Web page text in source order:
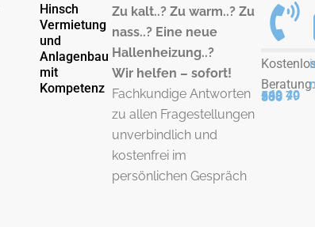
Hinsch
Vermietung
und
Anlagenbau
mit
Kompetenz
Zu kalt..? Zu warm..? Zu
nass..? Eine neue
Hallenheizung..?
Wir helfen – sofort!
Fachkundige Antworten
zu allen Fragestellungen
unverbindlich und
kostenfrei im
persönlichen Gespräch
Beratung:
+49 40 538 79 800